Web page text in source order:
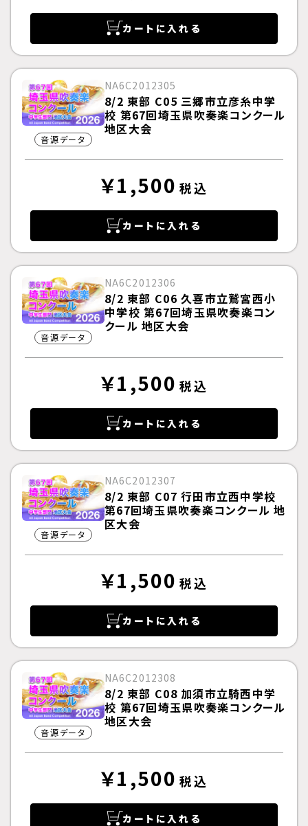
カートに入れる
音源データ
NA6C2012305
8/2 東部 C05 三郷市立彦糸中学
校 第67回埼玉県吹奏楽コンクール
地区大会
￥1,500 税込
カートに入れる
音源データ
NA6C2012306
8/2 東部 C06 久喜市立鷲宮西小
中学校 第67回埼玉県吹奏楽コン
クール 地区大会
￥1,500 税込
カートに入れる
音源データ
NA6C2012307
8/2 東部 C07 行田市立西中学校
第67回埼玉県吹奏楽コンクール 地
区大会
￥1,500 税込
カートに入れる
音源データ
NA6C2012308
8/2 東部 C08 加須市立騎西中学
校 第67回埼玉県吹奏楽コンクール
地区大会
￥1,500 税込
カートに入れる